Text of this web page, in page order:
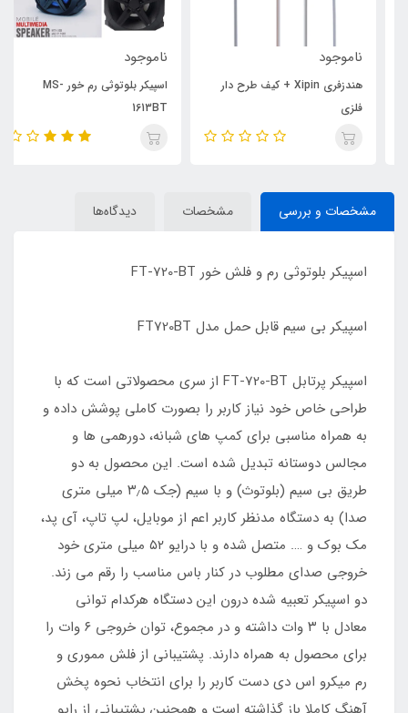
ناموجود
هندزفری Xipin + کیف طرح دار
فلزی
ناموجود
اسپیکر بلوتوثی رم خور MS-
1613BT
مشخصات و بررسی مشخصات دیدگاه‌ها
اسپیکر بلوتوثی رم و فلش خور FT-720-BT
اسپیکر بی سیم قابل حمل مدل FT720BT
اسپیکر پرتابل FT-720-BT از سری محصولاتی است که با
طراحی خاص خود نیاز کاربر را بصورت کاملی پوشش داده و
به همراه مناسبی برای کمپ های شبانه، دورهمی ها و
مجالس دوستانه تبدیل شده است. این محصول به دو
طریق بی سیم (بلوتوث) و با سیم (جک ۳٫۵ میلی متری
صدا) به دستگاه مدنظر کاربر اعم از موبایل، لپ تاپ، آی پد،
مک بوک و …. متصل شده و با درایو ۵۲ میلی متری خود
خروجی صدای مطلوب در کنار باس مناسب را رقم می زند.
دو اسپیکر تعبیه شده درون این دستگاه هرکدام توانی
معادل با ۳ وات داشته و در مجموع، توان خروجی ۶ وات را
برای محصول به همراه دارند. پشتیبانی از فلش مموری و
رم میکرو اس دی دست کاربر را برای انتخاب نحوه پخش